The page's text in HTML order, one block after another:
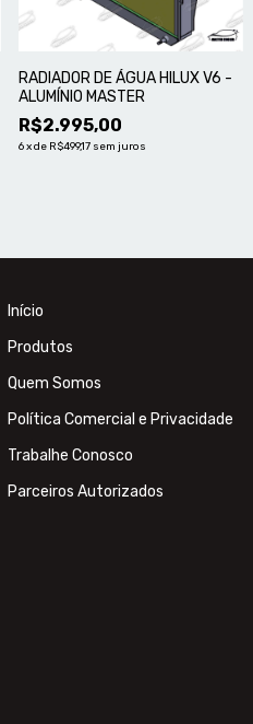
RADIADOR DE ÁGUA HILUX V6 -
ALUMÍNIO MASTER
R$2.995,00
6xde R$499,17 sem juros
Início
Produtos
Quem Somos
Política Comercial e Privacidade
Trabalhe Conosco
Parceiros Autorizados